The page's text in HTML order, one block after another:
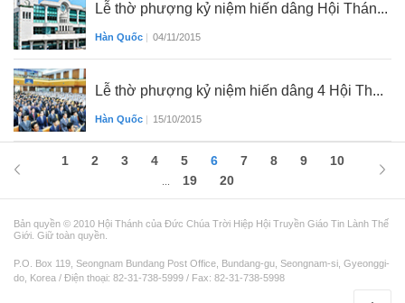
Lễ thờ phượng kỷ niệm hiến dâng Hội Thán...
Hàn Quốc | 04/11/2015
Lễ thờ phượng kỷ niệm hiến dâng 4 Hội Th...
Hàn Quốc | 15/10/2015
1 2 3 4 5 6 7 8 9 10
19 20
Bản quyền © 2010 Hội Thánh của Đức Chúa Trời Hiệp Hội Truyền Giáo Tin Lành Thế
Giới. Giữ toàn quyền.
P.O. Box 119, Seongnam Bundang Post Office, Bundang-gu, Seongnam-si, Gyeonggi-
do, Korea / Điện thoại: 82-31-738-5999 / Fax: 82-31-738-5998